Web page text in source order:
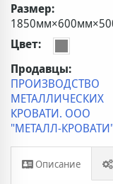
Размер:
Цвет:
Продавцы:
ПРОИЗВОДСТВО
МЕТАЛЛИЧЕСКИХ
КРОВАТИ. ООО
"МЕТАЛЛ-
Описание